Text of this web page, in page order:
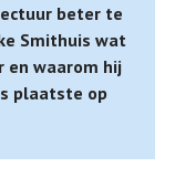
beter te
Smithuis wat
en waarom hij
plaatste op